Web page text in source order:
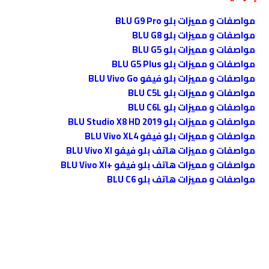
مواصفات و مميزات بلو BLU G9 Pro
مواصفات و مميزات بلو BLU G8
مواصفات و مميزات بلو BLU G5
مواصفات و مميزات بلو BLU G5 Plus
مواصفات و مميزات بلو فيفو BLU Vivo Go
مواصفات و مميزات بلو BLU C5L
مواصفات و مميزات بلو BLU C6L
مواصفات و مميزات بلو BLU Studio X8 HD 2019
مواصفات و مميزات بلو فيفو BLU Vivo XL4
مواصفات و مميزات هاتف بلو فيفو BLU Vivo XI
مواصفات و مميزات هاتف بلو فيفو +BLU Vivo XI
مواصفات و مميزات هاتف بلو BLU C6